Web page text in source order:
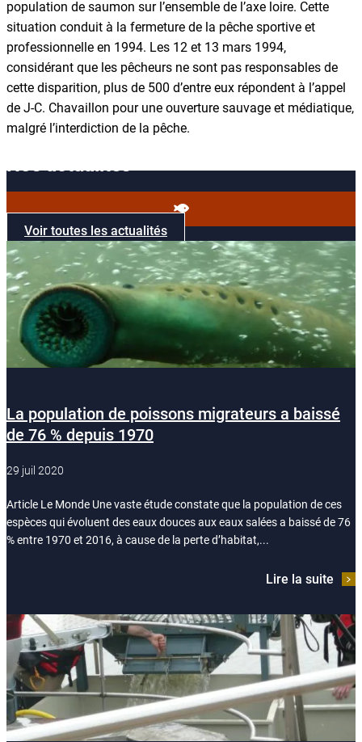
population de saumon sur l’ensemble de l’axe loire. Cette
situation conduit à la fermeture de la pêche sportive et
professionnelle en 1994. Les 12 et 13 mars 1994,
considérant que les pêcheurs ne sont pas responsables de
cette disparition, plus de 500 d’entre eux répondent à l’appel
de J-C. Chavaillon pour une ouverture sauvage et médiatique,
malgré l’interdiction de la pêche.
Nos actualités
Voir toutes les actualités
La population de poissons migrateurs a baissé
de 76 % depuis 1970
29 juil 2020
Article Le Monde Une vaste étude constate que la population de ces
espèces qui évoluent des eaux douces aux eaux salées a baissé de 76
% entre 1970 et 2016, à cause de la perte d’habitat,...
Lire la suite